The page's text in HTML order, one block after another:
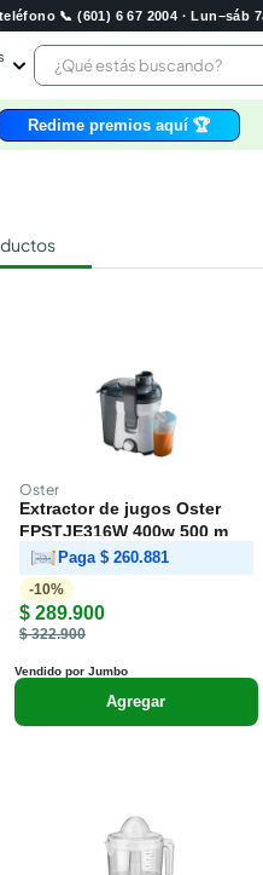
📞 (601) 6 67 2004 · Lun–sáb
¿Qué estás
leche
pollo
carne
Redime premios aquí 🏆
Oster
Extractor de jugos Oster
FPSTJE316W 400w 500 m
Paga $ 260.881
-10%
$ 289.900
$ 322.900
Vendido por Jumbo
Agregar